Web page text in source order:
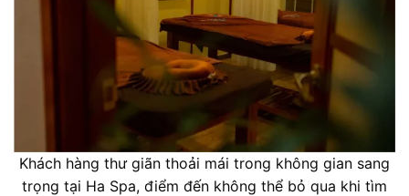
Khách hàng thư giãn thoải mái trong không gian sang
trọng tại Ha Spa, điểm đến không thể bỏ qua khi tìm